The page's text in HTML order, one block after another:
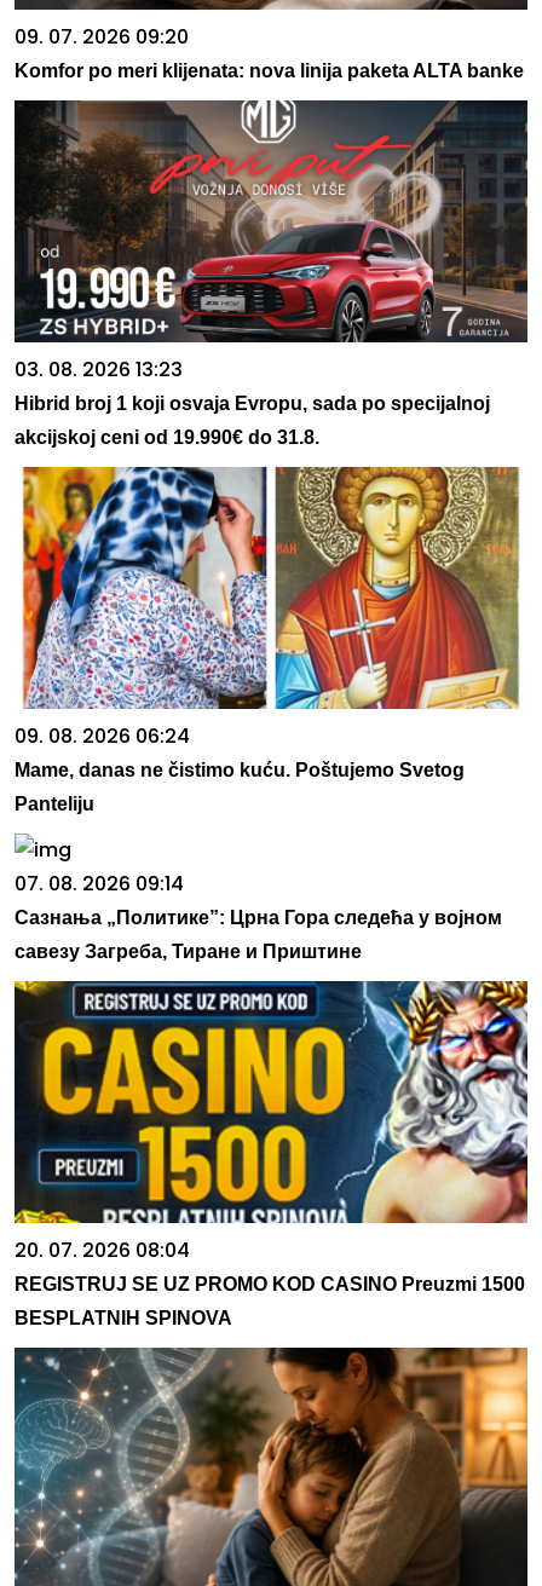
09. 07. 2026 09:20
Komfor po meri klijenata: nova linija paketa ALTA banke
03. 08. 2026 13:23
Hibrid broj 1 koji osvaja Evropu, sada po specijalnoj
akcijskoj ceni od 19.990€ do 31.8.
09. 08. 2026 06:24
Mame, danas ne čistimo kuću. Poštujemo Svetog
Panteliju
07. 08. 2026 09:14
Сазнања „Политике”: Црна Гора следећа у војном
савезу Загреба, Тиране и Приштине
20. 07. 2026 08:04
REGISTRUJ SE UZ PROMO KOD CASINO Preuzmi 1500
BESPLATNIH SPINOVA